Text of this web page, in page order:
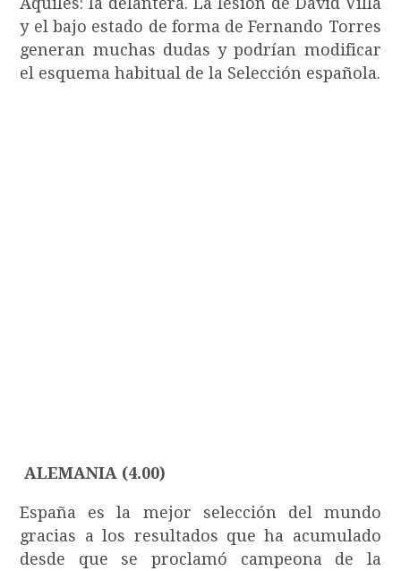
y el bajo estado de forma de Fernando Torres
generan muchas dudas y podrían modificar
el esquema habitual de la Selección española.
ALEMANIA (4.00)
España es la mejor selección del mundo
gracias a los resultados que ha acumulado
desde que se proclamó campeona de la